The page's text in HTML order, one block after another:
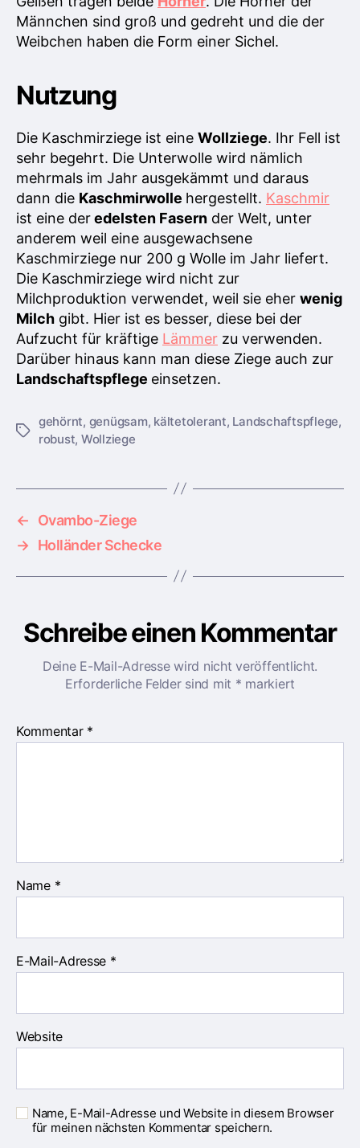
Männchen sind groß und gedreht und die der
Weibchen haben die Form einer Sichel.
Nutzung
Die Kaschmirziege ist eine Wollziege. Ihr Fell ist
sehr begehrt. Die Unterwolle wird nämlich
mehrmals im Jahr ausgekämmt und daraus
dann die Kaschmirwolle hergestellt. Kaschmir
ist eine deredelsten Fasern der Welt, unter
anderem weil eine ausgewachsene
Kaschmirziege nur 200 g Wolle im Jahr liefert.
Die Kaschmirziege wird nicht zur
Milchproduktion verwendet, weil sie eher wenig
Milch gibt. Hier ist es besser, diese bei der
Aufzucht für kräftige Lämmer zu verwenden.
Darüber hinaus kann man diese Ziege auch zur
Landschaftspflege einsetzen.
S
g
gehörnt, genügsam, kältetolerant, Landschaftspflege,
robust, Wollziege
←
Ovambo-Ziege
→
Holländer Schecke
Schreibe einen Kommentar
Deine E-Mail-Adresse wird nicht veröffentlicht.
Erforderliche Felder sind mit * markiert
Kommentar *
Name *
E-Mail-Adresse *
Website
Name, E-Mail-Adresse und Website in diesem Browser
für meinen nächsten Kommentar speichern.